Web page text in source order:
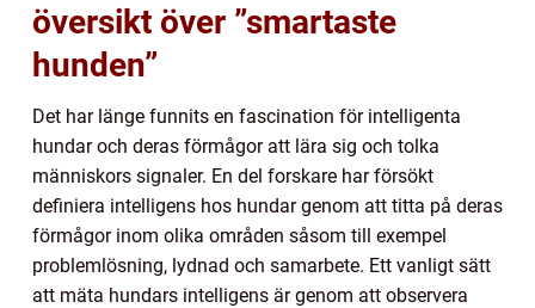
översikt över ”smartaste
hunden”
Det har länge funnits en fascination för intelligenta
hundar och deras förmågor att lära sig och tolka
människors signaler. En del forskare har försökt
definiera intelligens hos hundar genom att titta på deras
förmågor inom olika områden såsom till exempel
problemlösning, lydnad och samarbete. Ett vanligt sätt
att mäta hundars intelligens är genom att observera